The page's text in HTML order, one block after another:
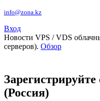
info@zona.kz
Вход
Новости VPS / VDS
серверов). Обзор
(Россия)